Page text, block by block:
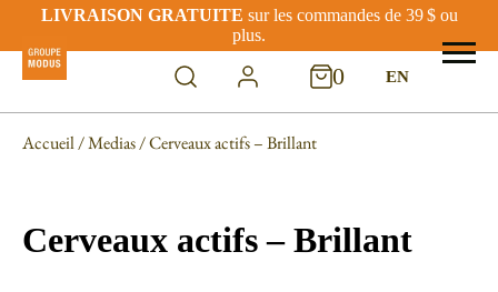
LIVRAISON GRATUITE sur les commandes de 39 $ ou
plus.
0 EN
Accueil/Medias/ Cerveaux actifs – Brillant
Cerveaux actifs – Brillant